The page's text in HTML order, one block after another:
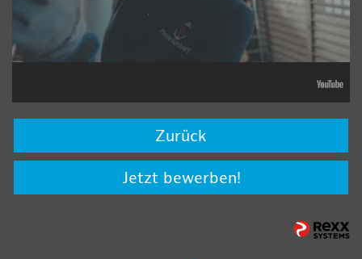
Zurück
Jetzt bewerben!